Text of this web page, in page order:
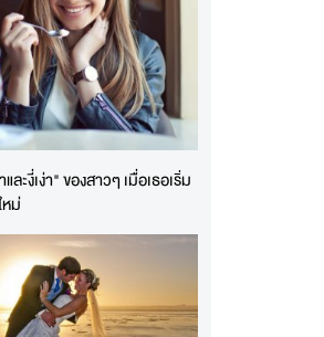
ะงี่เง่า" ของสาวๆ เมื่อเธอเริ่ม
ม่